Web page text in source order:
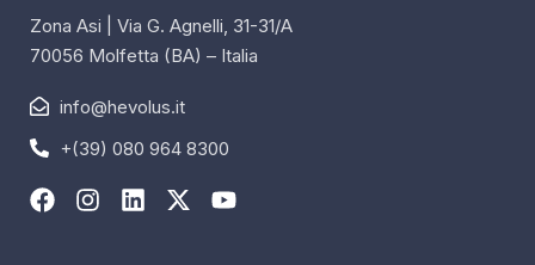
Zona Asi | Via G. Agnelli, 31-31/A
70056 Molfetta (BA) – Italia
info@hevolus.it
+(39) 080 964 8300